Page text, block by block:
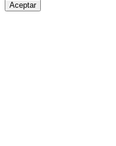
Aceptar